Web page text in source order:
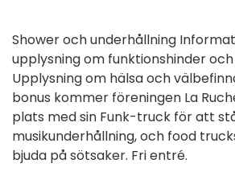
Shower och underhållning
upplysning om funktionshinder
Upplysning om hälsa och
bonus kommer föreningen La
plats med sin Funk-truck för att
musikunderhållning, och food
bjuda på sötsaker. Fri entré.